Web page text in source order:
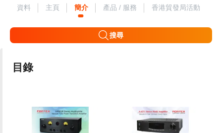
資料 主頁 簡介 產品 / 服務 香港貿發局活動
搜尋
目錄